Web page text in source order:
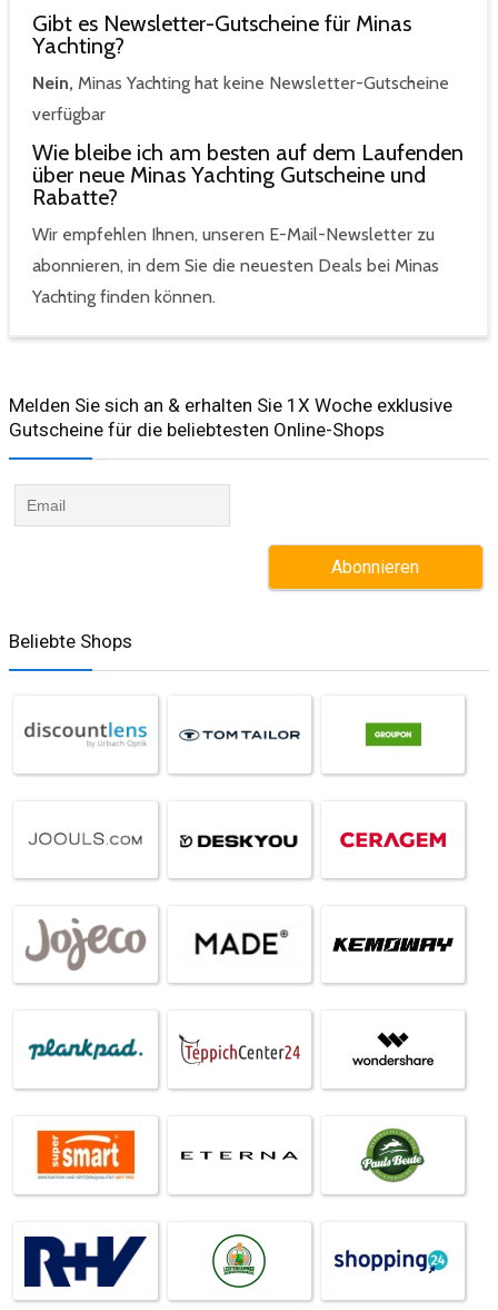
Gibt es Newsletter-Gutscheine für Minas
Yachting?
Nein, Minas Yachting hat keine Newsletter-Gutscheine
verfügbar
Wie bleibe ich am besten auf dem Laufenden
über neue Minas Yachting Gutscheine und
Rabatte?
Wir empfehlen Ihnen, unseren E-Mail-Newsletter zu
abonnieren, in dem Sie die neuesten Deals bei Minas
Yachting finden können.
Melden Sie sich an & erhalten Sie 1X Woche exklusive
Gutscheine für die beliebtesten Online-Shops​
Beliebte Shops